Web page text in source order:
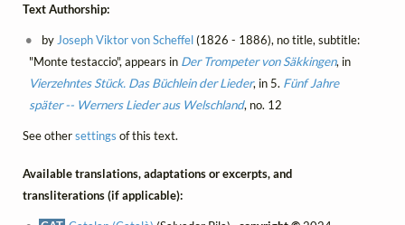
Text Authorship:
by Joseph Viktor von Scheffel(1826 - 1886), no title, subtitle:
"Monte testaccio", appears in Der Trompeter von Säkkingen, in
Vierzehntes Stück. Das Büchlein der Lieder, in 5. Fünf Jahre
später -- Werners Lieder aus Welschland, no. 12
See othersettings of this text.
Available translations, adaptations or excerpts, and
transliterations (if applicable):